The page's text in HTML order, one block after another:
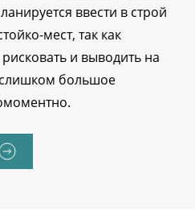
ввести в строй
мест, так как
рисковать и выводить на
большое